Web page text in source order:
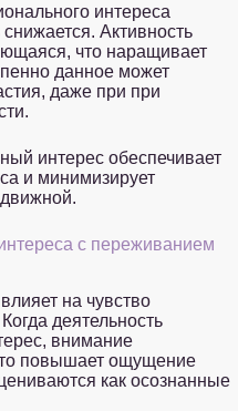
интереса
Активность
что наращивает
данное может
даже при при
интерес обеспечивает
и минимизирует
с переживанием
на чувство
деятельность
внимание
повышает ощущение
как осознанные